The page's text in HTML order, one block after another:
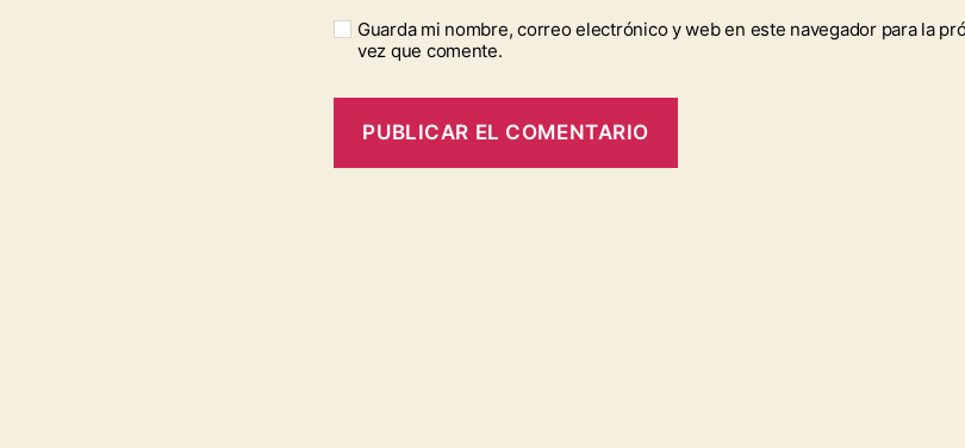
Guarda mi nombre, correo electrónico y web en este navegador para la
vez que comente.